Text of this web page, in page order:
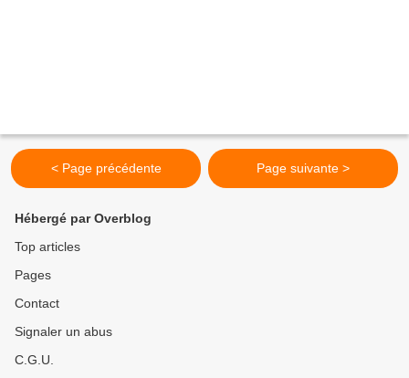
< Page précédente Page suivante >
Hébergé par Overblog
Top articles
Pages
Contact
Signaler un abus
C.G.U.